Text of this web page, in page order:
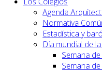
Agenda
Normativa
Estadística y
Día mundial de
Semana
Semana